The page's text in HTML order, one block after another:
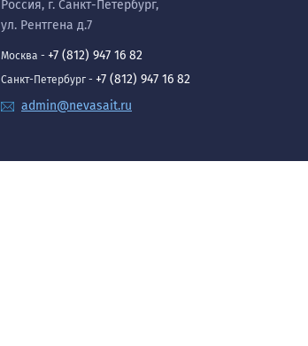
Россия, г. Санкт-Петербург,
ул. Рентгена д.7
Москва - +7 (812) 947 16 82
Санкт-Петербург - +7 (812) 947 16 82
admin@nevasait.ru